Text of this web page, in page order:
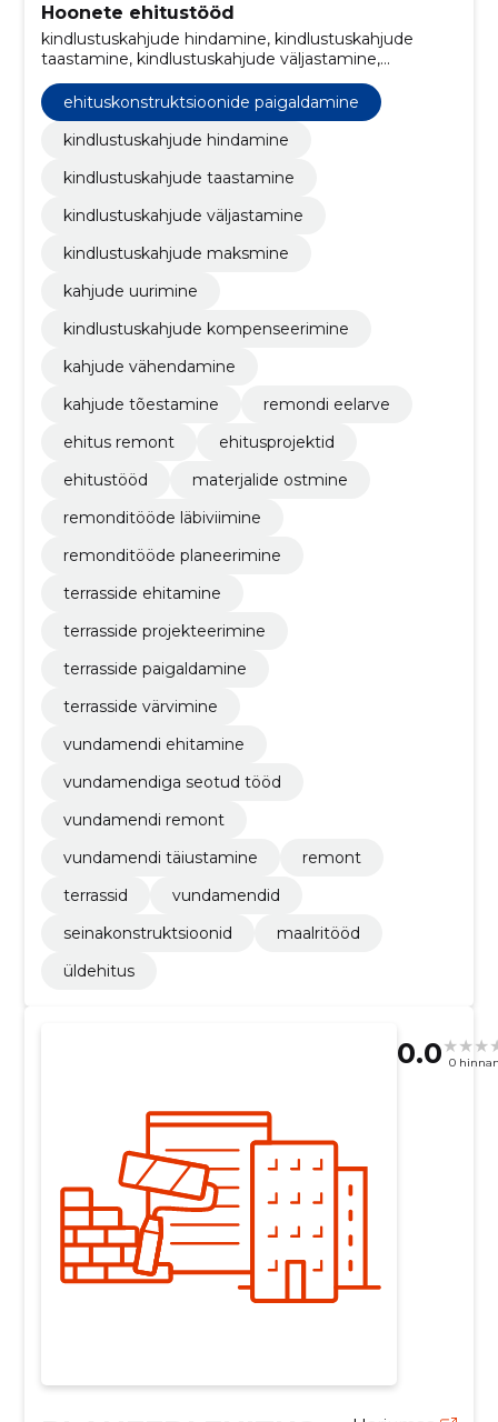
Hoonete ehitustööd
kindlustuskahjude hindamine, kindlustuskahjude
taastamine, kindlustuskahjude väljastamine,
kindlustuskahjude maksmine, kahjude uurimine,
kindlustuskahjude kompenseerimine, kahjude
vähendamine, kahjude tõestamine, remondi eelarve,
ehitus remont
ehituskonstruktsioonide paigaldamine
kindlustuskahjude hindamine
kindlustuskahjude taastamine
kindlustuskahjude väljastamine
kindlustuskahjude maksmine
kahjude uurimine
kindlustuskahjude kompenseerimine
kahjude vähendamine
kahjude tõestamine
remondi eelarve
ehitus remont
ehitusprojektid
ehitustööd
materjalide ostmine
remonditööde läbiviimine
remonditööde planeerimine
terrasside ehitamine
terrasside projekteerimine
terrasside paigaldamine
terrasside värvimine
vundamendi ehitamine
vundamendiga seotud tööd
vundamendi remont
vundamendi täiustamine
remont
terrassid
vundamendid
seinakonstruktsioonid
maalritööd
üldehitus
0.0 0